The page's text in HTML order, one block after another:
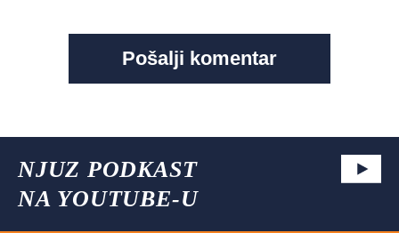
NJUZ PODKAST
NA YOUTUBE-U